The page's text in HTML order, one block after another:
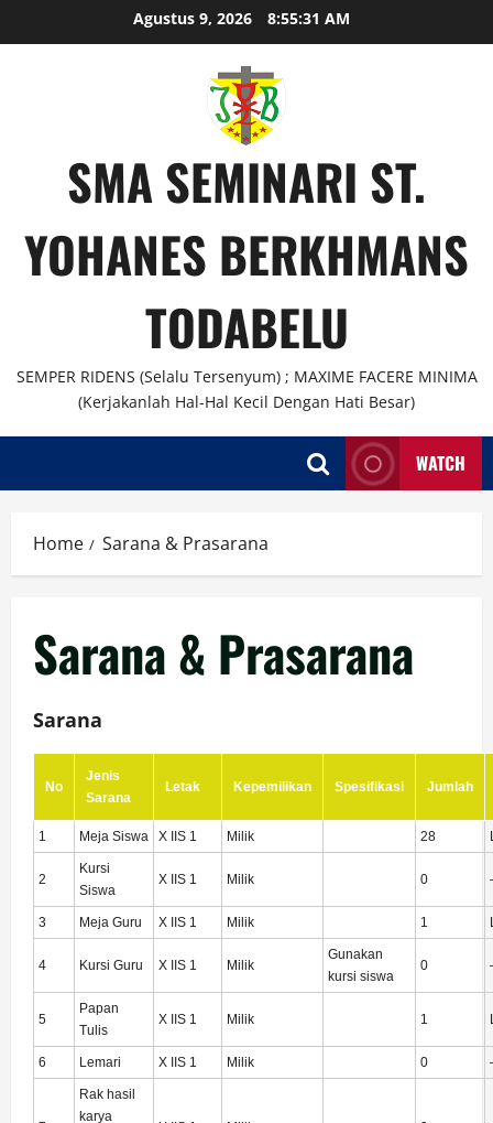
Agustus 9, 2026 8:55:32 AM
SMA SEMINARI ST.
YOHANES BERKHMANS
TODABELU
SEMPER RIDENS (Selalu Tersenyum) ; MAXIME FACERE MINIMA
(Kerjakanlah Hal-Hal Kecil Dengan Hati Besar)
WATCH
Home Sarana & Prasarana
Sarana & Prasarana
Sarana
No
Jenis
Sarana
Letak Kepemilikan Spesifikasi Jumlah
1 Meja Siswa X IIS 1 Milik 28
2
Kursi
Siswa
X IIS 1 Milik 0
3 Meja Guru X IIS 1 Milik 1
4 Kursi Guru X IIS 1 Milik
Gunakan
kursi siswa
0
5
Papan
Tulis
X IIS 1 Milik 1
6 Lemari X IIS 1 Milik 0
Rak hasil
karya